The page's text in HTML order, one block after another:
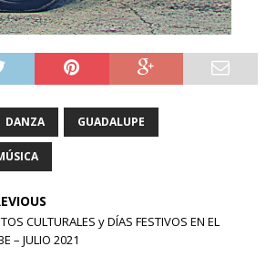
DANZA GUADALUPE
CULTURALES y DÍAS FESTIVOS EN EL
– JULIO 2021